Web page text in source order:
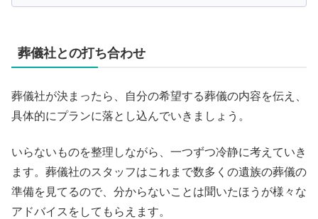
葬儀社との打ち合わせ
葬儀社が決まったら、自分の希望する葬儀の内容を伝え、
具体的にプランに落とし込んでいきましょう。
いらないものを整理しながら、一つずつ冷静に考えていき
ます。葬儀社のスタッフはこれまで数多くの遺族の葬儀の
準備を見てるので、分からないことは聞いたほうが様々な
アドバイスをしてもらえます。